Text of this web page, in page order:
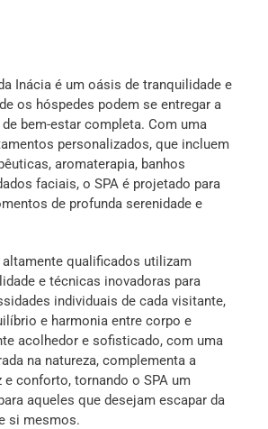
Inácia é um oásis de tranquilidade e
os hóspedes podem se entregar a
bem-estar completa. Com uma
personalizados, que incluem
aromaterapia, banhos
faciais, o SPA é projetado para
de profunda serenidade e
qualificados utilizam
e técnicas inovadoras para
individuais de cada visitante,
e harmonia entre corpo e
acolhedor e sofisticado, com uma
na natureza, complementa a
e conforto, tornando o SPA um
aqueles que desejam escapar da
si mesmos.